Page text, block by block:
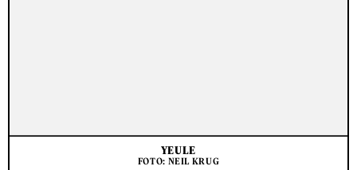
YEULE
FOTO: NEIL KRUG